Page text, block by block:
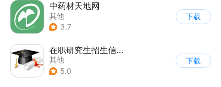
中药材天地网
其他
3.7
下载
在职研究生招生信息网
其他
5.0
下载